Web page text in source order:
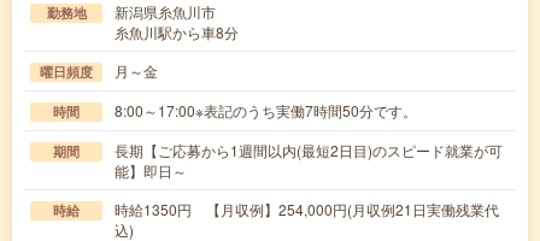
勤務地
新潟県糸魚川市
糸魚川駅から車8分
曜日頻度 月～金
時間 8:00～17:00※表記のうち実働7時間50分です。
期間
長期【ご応募から1週間以内(最短2日目)のスピード就業が可
能】即日～
時給
時給1350円 【月収例】254,000円(月収例21日実働残業代
込)